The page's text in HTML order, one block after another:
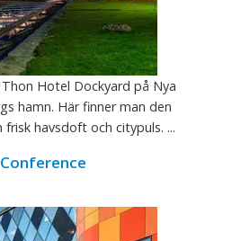
Hotel Dockyard på Nya
hamn. Här finner man den
havsdoft och citypuls. ...